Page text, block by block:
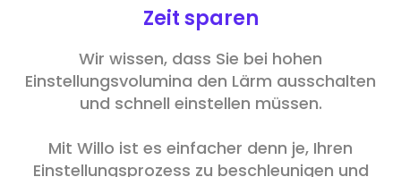
Zeit sparen
Wir wissen, dass Sie bei hohen
Einstellungsvolumina den Lärm ausschalten
und schnell einstellen müssen.
Mit Willo ist es einfacher denn je, Ihren
Einstellungsprozess zu beschleunigen und